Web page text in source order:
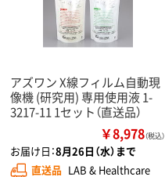
アズワン X線フィルム自動現
像機 (研究用) 専用使用液 1-
3217-11 1セット（直送品）
￥8,978（税込）
お届け日：8月26日（水）まで
直送品 LAB & Healthcare